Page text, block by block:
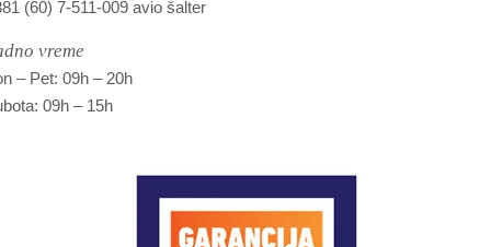
(60) 7-511-009 avio šalter
vreme
– Pet: 09h – 20h
09h – 15h